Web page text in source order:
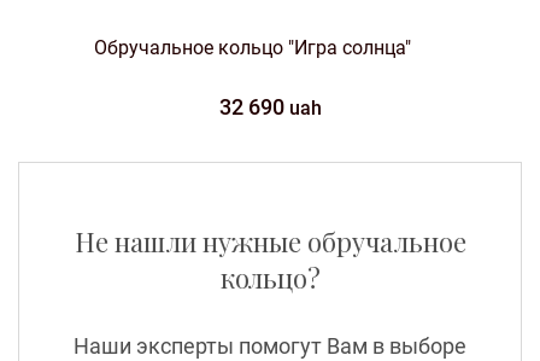
Обручальное кольцо "Игра солнца"
32 690 uah
Не нашли нужные обручальное
кольцо?
Наши эксперты помогут Вам в выборе